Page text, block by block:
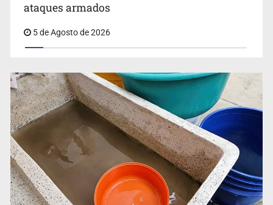
Buscan reformar Ley de Salud en Jalisco para emitir
alertas sanitarias por mala calidad del agua
ataques armados
5 de Agosto de 2026